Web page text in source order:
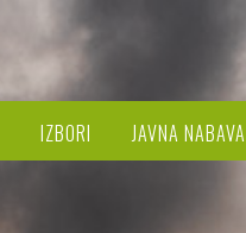
IZBORI JAVNA NABAVA